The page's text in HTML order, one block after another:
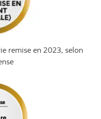
remise en 2023, selon